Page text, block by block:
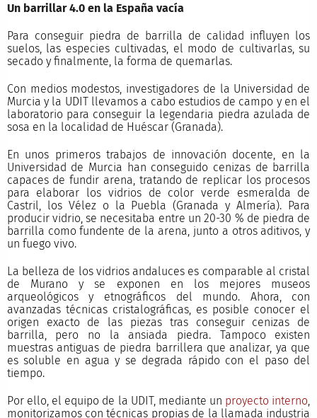
Un barrillar 4.0 en la España vacía
Para conseguir piedra de barrilla de calidad influyen los
suelos, las especies cultivadas, el modo de cultivarlas, su
secado y finalmente, la forma de quemarlas.
Con medios modestos, investigadores de la Universidad de
Murcia y la UDIT llevamos a cabo estudios de campo y en el
laboratorio para conseguir la legendaria piedra azulada de
sosa en la localidad de Huéscar (Granada).
En unos primeros trabajos de innovación docente, en la
Universidad de Murcia han conseguido cenizas de barrilla
capaces de fundir arena, tratando de replicar los procesos
para elaborar los vidrios de color verde esmeralda de
Castril, los Vélez o la Puebla (Granada y Almería). Para
producir vidrio, se necesitaba entre un 20-30 % de piedra de
barrilla como fundente de la arena, junto a otros aditivos, y
un fuego vivo.
La belleza de los vidrios andaluces es comparable al cristal
de Murano y se exponen en los mejores museos
arqueológicos y etnográficos del mundo. Ahora, con
avanzadas técnicas cristalográficas, es posible conocer el
origen exacto de las piezas tras conseguir cenizas de
barrilla, pero no la ansiada piedra. Tampoco existen
muestras antiguas de piedra barrillera que analizar, ya que
es soluble en agua y se degrada rápido con el paso del
tiempo.
Por ello, el equipo de la UDIT, mediante un proyecto interno,
monitorizamos con técnicas propias de la llamada industria